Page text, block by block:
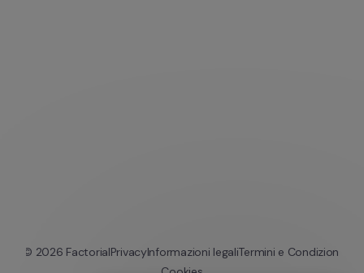
© 2026 FactorialPrivacyInformazioni legaliTermini e Condizioni